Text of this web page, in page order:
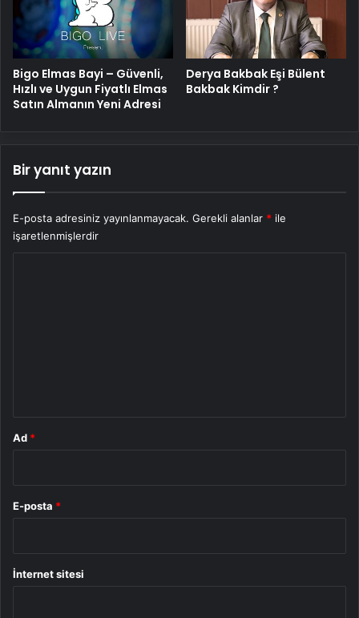
Bigo Elmas Bayi – Güvenli,
Hızlı ve Uygun Fiyatlı Elmas
Satın Almanın Yeni Adresi
Derya Bakbak Eşi Bülent
Bakbak Kimdir ?
Bir yanıt yazın
E-posta adresiniz yayınlanmayacak. Gerekli alanlar * ile
işaretlenmişlerdir
Ad *
E-posta *
İnternet sitesi